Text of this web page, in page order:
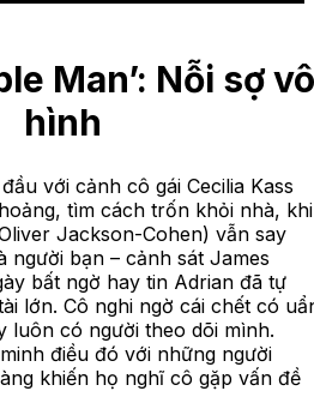
Man’: Nỗi sợ vô
hình
với cảnh cô gái Cecilia Kass
tìm cách trốn khỏi nhà, khi
Jackson-Cohen) vẫn say
người bạn – cảnh sát James
bất ngờ hay tin Adrian đã tự
lớn. Cô nghi ngờ cái chết có
luôn có người theo dõi mình.
điều đó với những người
khiến họ nghĩ cô gặp vấn đề